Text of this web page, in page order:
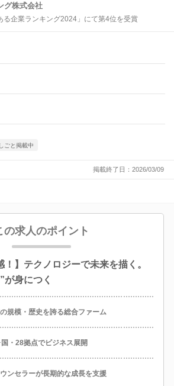
グ株式会社
る企業ランキング2024」にて第4位を受賞
ごと掲載中
掲載終了日：2026/03/09
の求人のポイント
！】テクノロジーで未来を描く。
が身につく
規模・歴史を誇る総合ファーム
国・28拠点でビジネス展開
ンセラーが長期的な成長を支援